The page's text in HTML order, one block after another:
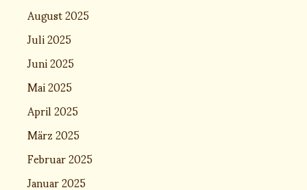
August 2025
Juli 2025
Juni 2025
Mai 2025
April 2025
März 2025
Februar 2025
Januar 2025